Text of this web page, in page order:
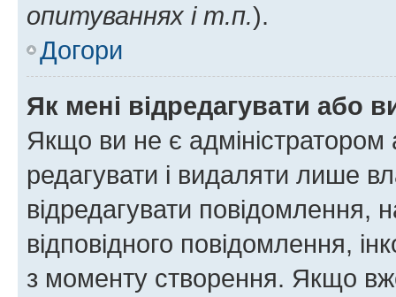
опитуваннях і т.п.).
Догори
Як мені відредагувати або
Якщо ви не є
редагувати і видаляти лише
відредагувати повідомлення,
відповідного повідомлення,
з моменту створення. Якщо